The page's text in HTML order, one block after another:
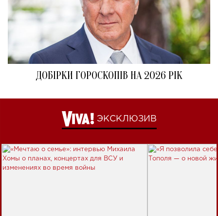
ДОБІРКИ ГОРОСКОПІВ НА 2026 РІК
ЭКСКЛЮЗИВ